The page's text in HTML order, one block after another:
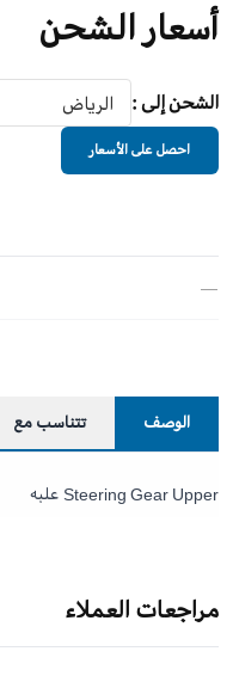
أسعار الشحن
الشحن إلى : الرياض
احصل على الأسعار
—
الوصف تتناسب مع
Steering Gear Upper علبه
مراجعات العملاء